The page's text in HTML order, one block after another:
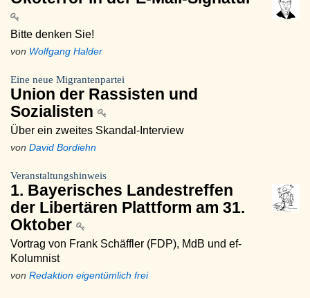
Bitte denken Sie!
von Wolfgang Halder
Eine neue Migrantenpartei
Union der Rassisten und
Sozialisten
Über ein zweites Skandal-Interview
von David Bordiehn
Veranstaltungshinweis
1. Bayerisches Landestreffen
der Libertären Plattform am 31.
Oktober
Vortrag von Frank Schäffler (FDP), MdB und ef-
Kolumnist
von Redaktion eigentümlich frei